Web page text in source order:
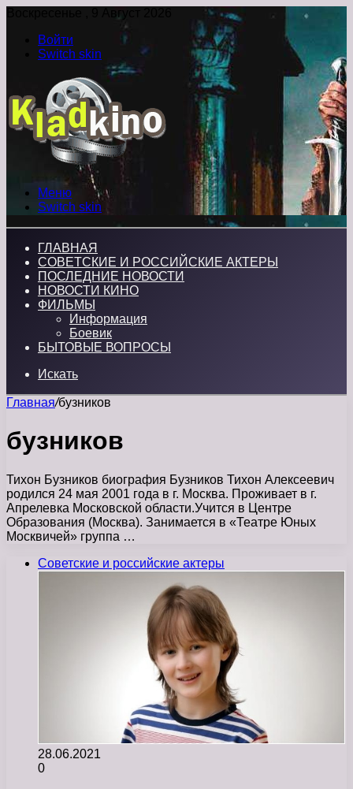
Воскресенье , 9 Август 2026
Войти
Switch skin
Меню
Switch skin
ГЛАВНАЯ
СОВЕТСКИЕ И РОССИЙСКИЕ АКТЕРЫ
ПОСЛЕДНИЕ НОВОСТИ
НОВОСТИ КИНО
ФИЛЬМЫ
Информация
Боевик
БЫТОВЫЕ ВОПРОСЫ
Искать
Главная/бузников
бузников
Тихон Бузников биография Бузников Тихон Алексеевич
родился 24 мая 2001 года в г. Москва. Проживает в г.
Апрелевка Московской области.Учится в Центре
Образования (Москва). Занимается в «Театре Юных
Москвичей» группа …
Советские и российские актеры
28.06.2021
0